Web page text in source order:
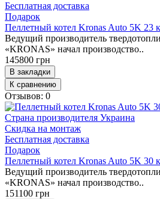
Бесплатная доставка
Подарок
Пеллетный котел Kronas Auto 5K 23
Ведущий производитель
«KRONAS» начал производство..
145800 грн
В закладки
К сравнению
Отзывов: 0
Страна производителя Украина
Скидка на монтаж
Бесплатная доставка
Подарок
Пеллетный котел Kronas Auto 5K 30
Ведущий производитель
«KRONAS» начал производство..
151100 грн